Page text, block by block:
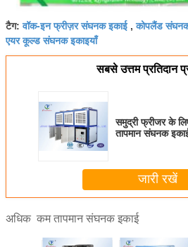
टैग:वॉक-इन फ्रीज़र संघनक इकाई,कोपलैंड
एयर कूल्ड संघनक इकाइयाँ
सबसे उत्तम प्रतिदान
समुद्री फ्रीजर के
तापमान संघनक
जारी रखें
अधिक कम तापमान संघनक इकाई